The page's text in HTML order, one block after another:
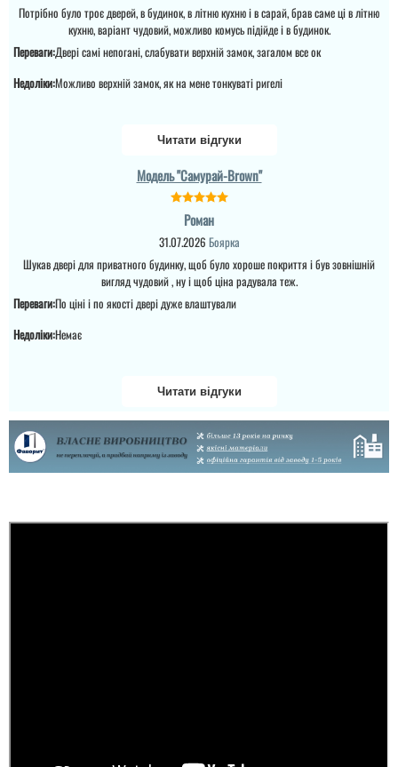
читати всі відгуки
ціні та дизайну ч двері
утеплені, встановили
доволі швидко, молодці.
Потрібно було троє дверей, в будинок, в літню кухню і в сарай, брав саме ці в літню
кухню, варіант чудовий, можливо комусь підійде і в будинок.
Переваги:Двері самі непогані, слабувати верхній замок, загалом все ок
Недоліки:Можливо верхній замок, як на мене тонкуваті ригелі
Читати відгуки
Модель "Самурай-Brown"
Роман
31.07.2026 Боярка
Шукав двері для приватного будинку, щоб було хороше покриття і був зовнішній
вигляд чудовий , ну і щоб ціна радувала теж.
Переваги:По ціні і по якості двері дуже влаштували
Недоліки:Немає
Читати відгуки